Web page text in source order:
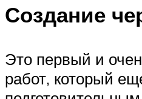
Создание
Это первый и
работ, который